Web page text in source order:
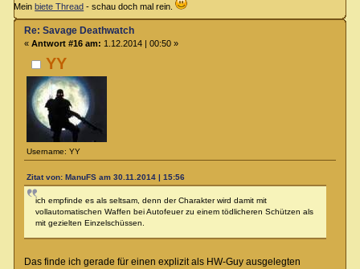
Meinbiete Thread - schau doch mal rein.
YY
Username: YY
Re: Savage Deathwatch
« Antwort #16 am: 1.12.2014 | 00:50 »
Zitat von: ManuFS am 30.11.2014 | 15:56
ich empfinde es als seltsam, denn der Charakter wird damit mit
vollautomatischen Waffen bei Autofeuer zu einem tödlicheren Schützen als
mit gezielten Einzelschüssen.
Das finde ich gerade für einen explizit als HW-Guy ausgelegten